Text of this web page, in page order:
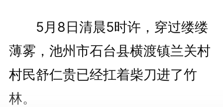
5月8日清晨5时许，穿过缕缕
薄雾，池州市石台县横渡镇兰关村
村民舒仁贵已经扛着柴刀进了竹
林。